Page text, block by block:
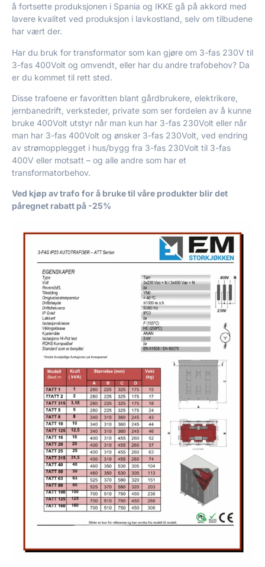
å fortsette produksjonen i Spania og IKKE gå på akkord med
lavere kvalitet ved produksjon i lavkostland, selv om tilbudene
har vært der.
Har du bruk for transformator som kan gjøre om 3-fas 230V til
3-fas 400Volt og omvendt, eller har du andre trafobehov? Da
er du kommet til rett sted.
Disse trafoene er favoritten blant gårdbrukere, elektrikere,
jernbanedrift, verksteder, private som ser fordelen av å kunne
bruke 400Volt utstyr når man kun har 3-fas 230Volt eller når
man har 3-fas 400Volt og ønsker 3-fas 230Volt, ved endring
av strømopplegget i hus/bygg fra 3-fas 230Volt til 3-fas
400V eller motsatt – og alle andre som har et
transformatorbehov.
Ved kjøp av trafo for å bruke til våre produkter blir det
påregnet rabatt på -25%